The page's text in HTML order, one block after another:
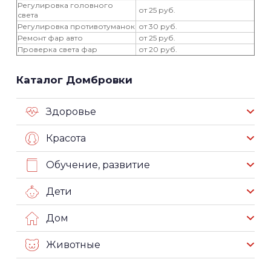
Регулировка головного
света
от 25 руб.
Регулировка противотуманок от 30 руб.
Ремонт фар авто
от 25 руб.
Проверка света фар
от 20 руб.
Каталог Домбровки
Здоровье
Красота
Обучение, развитие
Дети
Дом
Животные